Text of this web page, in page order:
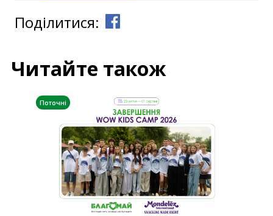
Поділитися:
Читайте також
Поточні